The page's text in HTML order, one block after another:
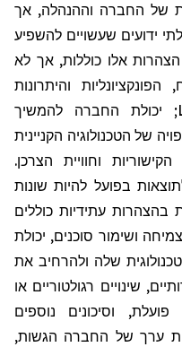
של החברה וההנהלה, אך
ידועים שעשויים להשפיע
אלו כוללות, אך לא
והיתרונות
הצפויים של פלטפורמת LYVVE; יכולת החברה להמשיך
של הטכנולוגיה הקניינית
וחוויית הצרכן.
בפועל להיות שונות
בהצהרות עתידיות כוללים
ושימור סוכנים, יכולת
שלה ולהרחיב את
שינויים רגולטוריים או
וסיכונים נוספים
ערך של החברה הגשות,